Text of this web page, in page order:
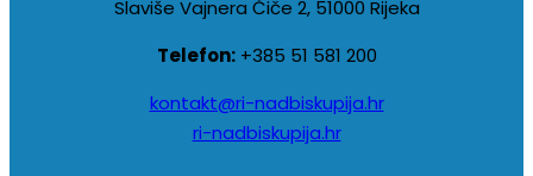
Slaviše Vajnera Čiče 2, 51000 Rijeka
Telefon:+385 51 581 200
kontakt@ri-nadbiskupija.hr
ri-nadbiskupija.hr